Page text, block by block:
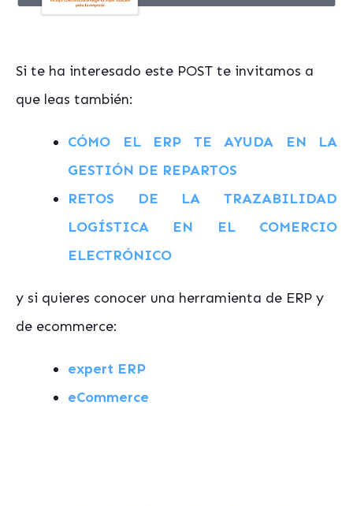
Si te ha interesado este POST te invitamos a
que leas también:
CÓMO EL ERP TE AYUDA EN LA
GESTIÓN DE REPARTOS
RETOS DE LA TRAZABILIDAD
LOGÍSTICA EN EL COMERCIO
ELECTRÓNICO
y si quieres conocer una herramienta de ERP y
de ecommerce:
expert ERP
eCommerce